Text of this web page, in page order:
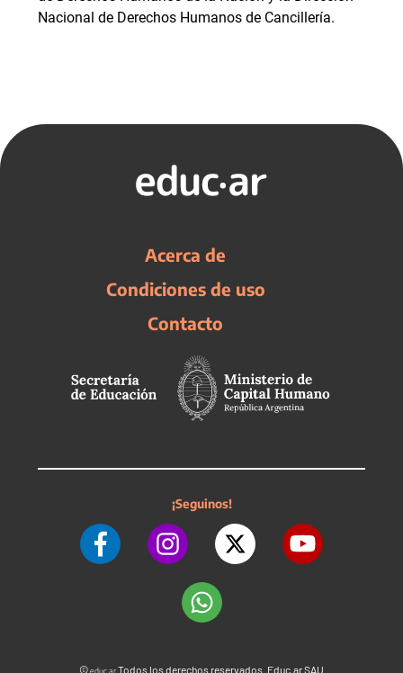
Nacional de Derechos Humanos de Cancillería.
Acerca de
Condiciones de uso
Contacto
¡Seguinos!
©educ.arTodos los derechos reservados. Educ.ar SAU